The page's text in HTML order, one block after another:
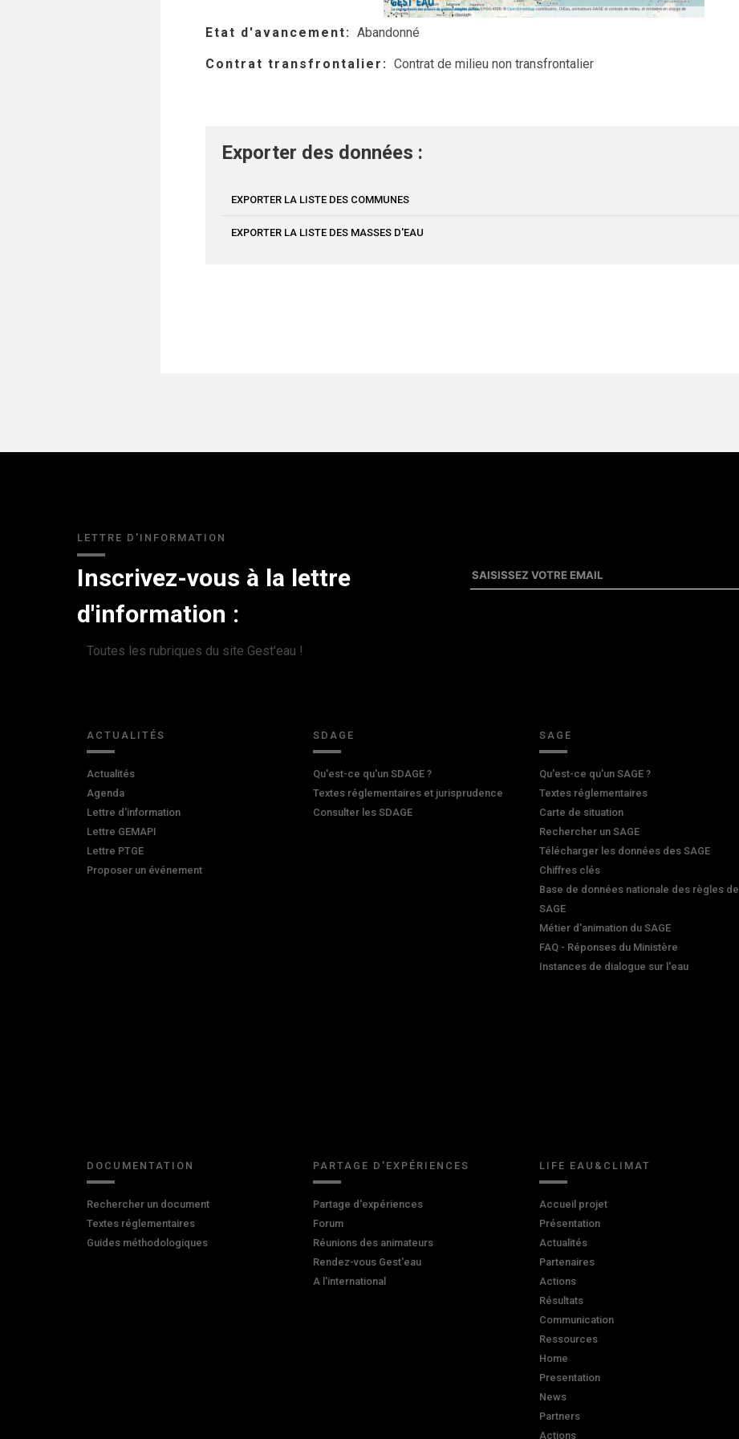
Etat d'avancement Abandonné
Contrat transfrontalier Contrat de milieu non transfrontalier
Exporter des données :
EXPORTER LA LISTE DES COMMUNES
EXPORTER LA LISTE DES MASSES D'EAU
LETTRE D'INFORMATION
Inscrivez-vous à la lettre
d'information :
Toutes les rubriques du site Gest'eau !
ACTUALITÉS
Actualités
Agenda
Lettre d'information
Lettre GEMAPI
Lettre PTGE
Proposer un événement
SDAGE
Qu'est-ce qu'un SDAGE ?
Textes réglementaires et jurisprudence
Consulter les SDAGE
SAGE
Qu'est-ce qu'un SAGE ?
Textes réglementaires
Carte de situation
Rechercher un SAGE
Télécharger les données des SAGE
Chiffres clés
Base de données nationale des règles de
SAGE
Métier d'animation du SAGE
FAQ - Réponses du Ministère
Instances de dialogue sur l'eau
DOCUMENTATION
Rechercher un document
Textes réglementaires
Guides méthodologiques
PARTAGE D'EXPÉRIENCES
Partage d'expériences
Forum
Réunions des animateurs
Rendez-vous Gest'eau
A l'international
LIFE EAU&CLIMAT
Accueil projet
Présentation
Actualités
Partenaires
Actions
Résultats
Communication
Ressources
Home
Presentation
News
Partners
Actions